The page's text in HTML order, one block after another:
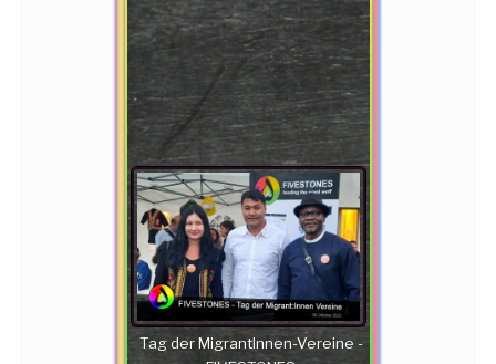
Tag der MigrantInnen-Vereine -